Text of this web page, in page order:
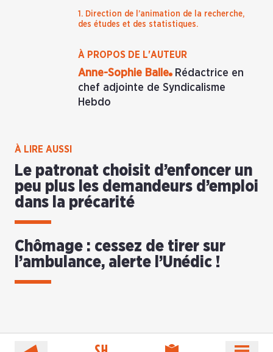
1. Direction de l’animation de la recherche,
des études et des statistiques.
À PROPOS DE L'AUTEUR
Anne-Sophie Balle
Rédactrice en
chef adjointe de Syndicalisme
Hebdo
À LIRE AUSSI
Le patronat choisit d’enfoncer un
peu plus les demandeurs d’emploi
dans la précarité
Chômage : cessez de tirer sur
l’ambulance, alerte l’Unédic !